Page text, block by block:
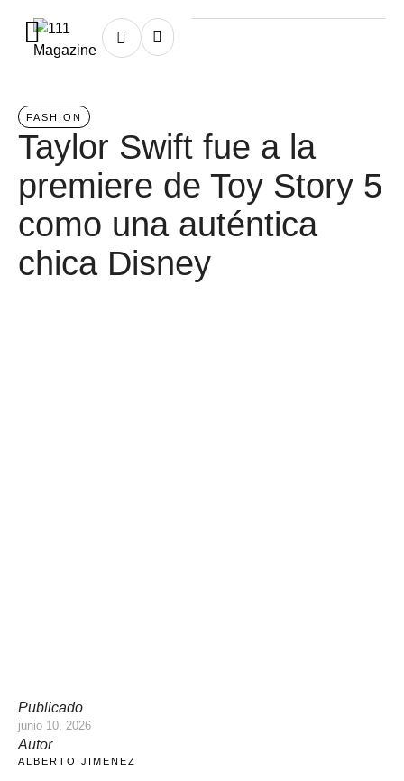
Home / fashion
FASHION
Taylor Swift fue a la
premiere de Toy Story 5
como una auténtica
chica Disney
Publicado
junio 10, 2026
Autor
ALBERTO JIMENEZ